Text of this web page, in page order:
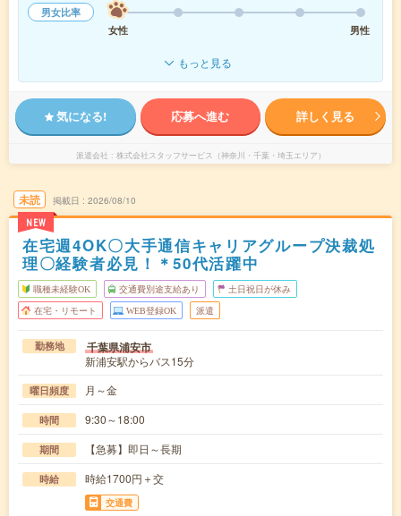
男女比率
女性
男性
もっと見る
気になる! 応募へ進む 詳しく見る
派遣会社 株式会社スタッフサービス（神奈川・千葉・埼玉エリア）
未読
NEW
掲載日 2026/08/10
在宅週4OK〇大手通信キャリアグループ決裁処
理〇経験者必見！＊50代活躍中
職種未経験OK 交通費別途支給あり 土日祝日が休み
在宅・リモート WEB登録OK 派遣
勤務地 千葉県浦安市
新浦安駅からバス15分
曜日頻度 月～金
時間 9:30～18:00
期間 【急募】即日～長期
時給 時給1700円＋交
交通費